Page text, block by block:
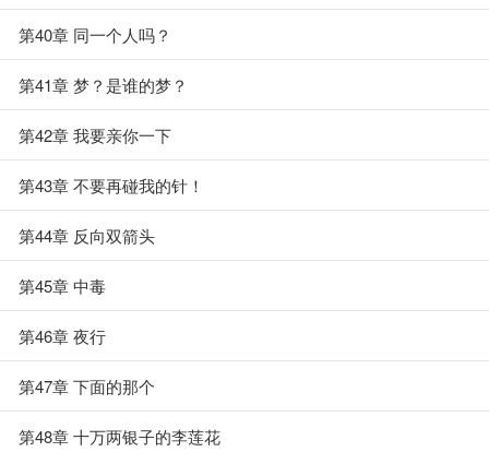
第40章 同一个人吗？
第41章 梦？是谁的梦？
第42章 我要亲你一下
第43章 不要再碰我的针！
第44章 反向双箭头
第45章 中毒
第46章 夜行
第47章 下面的那个
第48章 十万两银子的李莲花